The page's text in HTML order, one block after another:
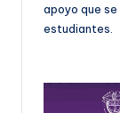
apoyo que se
estudiantes.